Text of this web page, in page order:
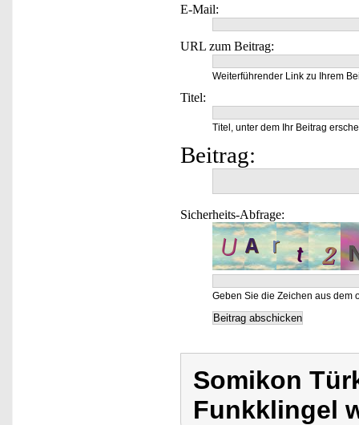
E-Mail:
URL zum Beitrag:
Weiterführender Link zu Ihrem
Titel:
Titel, unter dem Ihr Beitrag
Beitrag:
Sicherheits-Abfrage:
Geben Sie die Zeichen aus dem
Somikon
Funkklingel